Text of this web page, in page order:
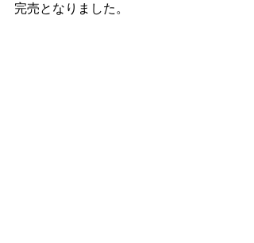
完売となりました。